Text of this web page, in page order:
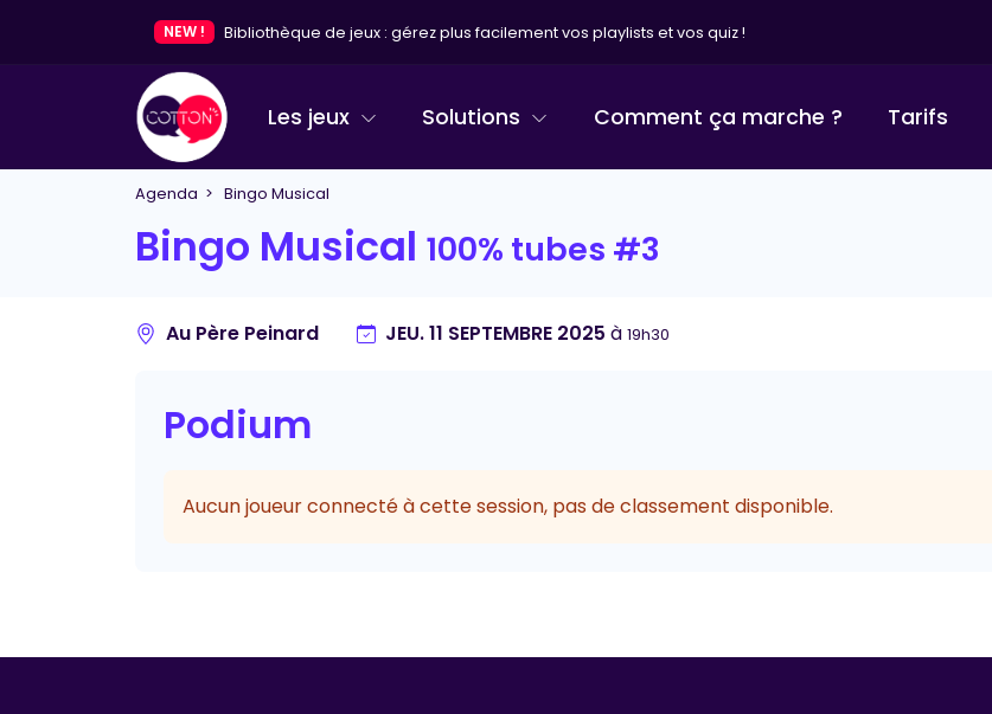
NEW ! Bibliothèque de jeux : gérez plus facilement vos playlists et vos quiz !
Les jeux Solutions Comment ça marche ? Tarifs
Agenda > Bingo Musical
Bingo Musical 100% tubes #3
Au Père Peinard JEU. 11 SEPTEMBRE 2025 à 19h30
Podium
Aucun joueur connecté à cette session, pas de classement disponible.